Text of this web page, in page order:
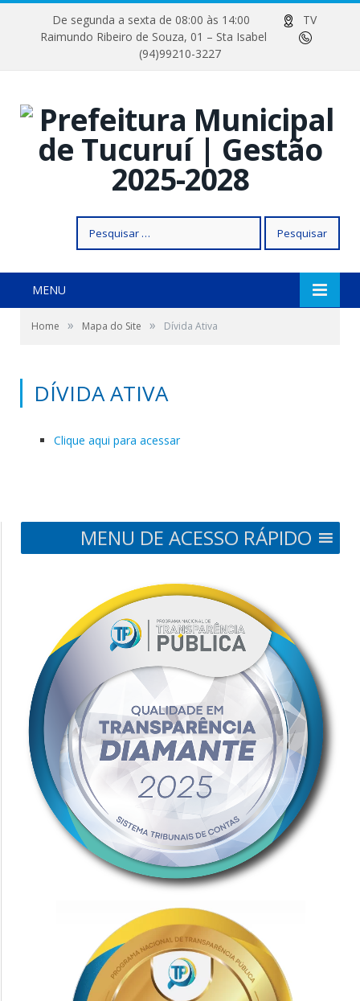
De segunda a sexta de 08:00 às 14:00
TV
Raimundo Ribeiro de Souza, 01 – Sta Isabel
(94)99210-3227
por:
MENU
Home » Mapa do Site » Dívida Ativa
DÍVIDA ATIVA
Clique aqui para acessar
MENU DE ACESSO RÁPIDO